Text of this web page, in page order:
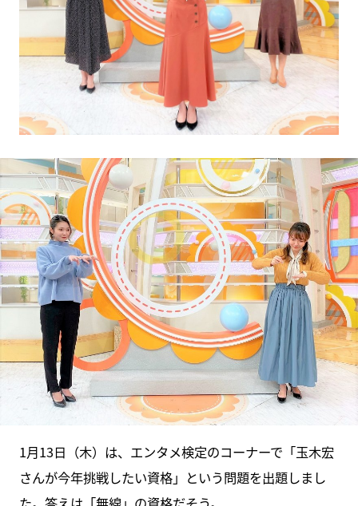
1月13日（木）は、エンタメ検定のコーナーで「玉木宏
さんが今年挑戦したい資格」という問題を出題しまし